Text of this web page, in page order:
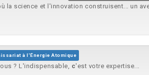
la science et l'innovation construisent... un
à l'Énergie Atomique
? L'indispensable, c'est votre expertise...